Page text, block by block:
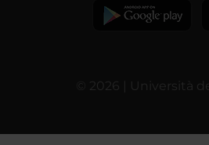
© 2026 | Università